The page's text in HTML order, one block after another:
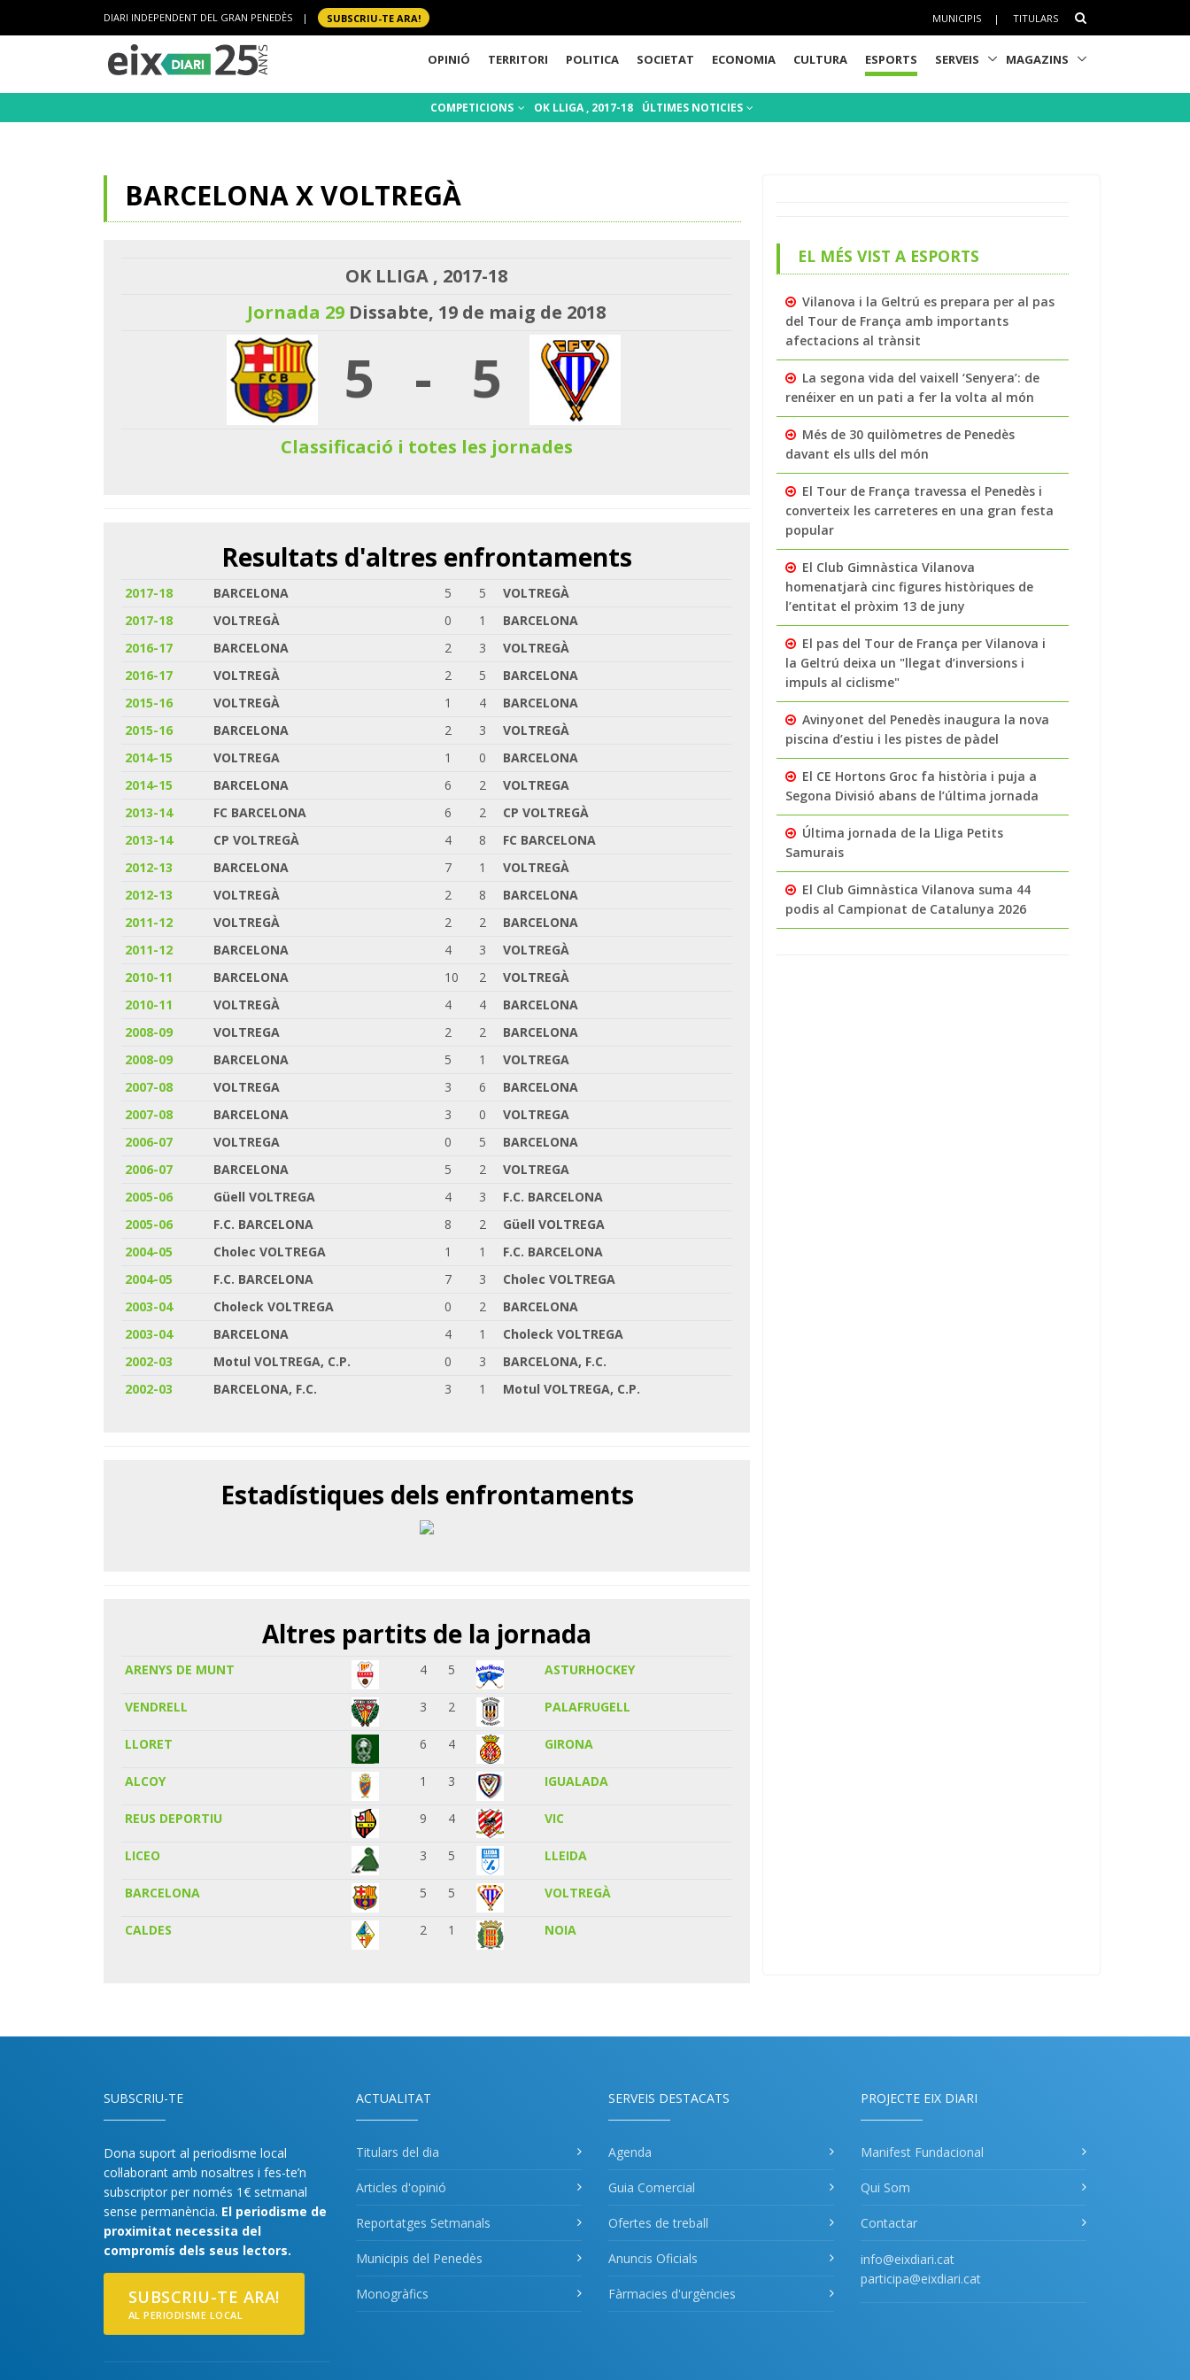
DIARI INDEPENDENT DEL GRAN PENEDÈS | SUBSCRIU-TE ARA! MUNICIPIS | TITULARS
OPINIÓ TERRITORI POLITICA SOCIETAT ECONOMIA CULTURA ESPORTS SERVEIS MAGAZINS
COMPETICIONS OK LLIGA , 2017-18 ÚLTIMES NOTICIES
BARCELONA X VOLTREGÀ
OK LLIGA , 2017-18
Jornada 29 Dissabte, 19 de maig de 2018
5 - 5
Classificació i totes les jornades
Resultats d'altres enfrontaments
2017-18 BARCELONA 5 5
VOLTREGÀ
2017-18
VOLTREGÀ 0 1
BARCELONA
2016-17
BARCELONA 2 3
VOLTREGÀ
2016-17
VOLTREGÀ 2 5
BARCELONA
2015-16
VOLTREGÀ 1 4
BARCELONA
2015-16
BARCELONA 2 3
VOLTREGÀ
2014-15
VOLTREGA 1 0
BARCELONA
2014-15
BARCELONA 6 2
VOLTREGA
2013-14
FC BARCELONA 6 2
CP VOLTREGÀ
2013-14
CP VOLTREGÀ 4 8
FC BARCELONA
2012-13
BARCELONA 7 1
VOLTREGÀ
2012-13
VOLTREGÀ 2 8
BARCELONA
2011-12
VOLTREGÀ 2 2
BARCELONA
2011-12
BARCELONA 4 3
VOLTREGÀ
2010-11
BARCELONA 10 2
VOLTREGÀ
2010-11
VOLTREGÀ 4 4
BARCELONA
2008-09
VOLTREGA 2 2
BARCELONA
2008-09
BARCELONA 5 1
VOLTREGA
2007-08
VOLTREGA 3 6
BARCELONA
2007-08
BARCELONA 3 0
VOLTREGA
2006-07
VOLTREGA 0 5
BARCELONA
2006-07
BARCELONA 5 2
VOLTREGA
2005-06
Güell VOLTREGA 4 3
F.C. BARCELONA
2005-06
F.C. BARCELONA 8 2
Güell VOLTREGA
2004-05
Cholec VOLTREGA 1 1
F.C. BARCELONA
2004-05
F.C. BARCELONA 7 3
Cholec VOLTREGA
2003-04
Choleck VOLTREGA 0 2
BARCELONA
2003-04
BARCELONA 4 1
Choleck VOLTREGA
2002-03
Motul VOLTREGA, C.P. 0 3
BARCELONA, F.C.
2002-03
BARCELONA, F.C. 3 1 Motul VOLTREGA, C.P.
Estadístiques dels enfrontaments
Altres partits de la jornada
ARENYS DE MUNT 4 5 ASTURHOCKEY
VENDRELL 3 2 PALAFRUGELL
LLORET 6 4 GIRONA
ALCOY 1 3 IGUALADA
REUS DEPORTIU 9 4 VIC
LICEO 3 5 LLEIDA
BARCELONA 5 5 VOLTREGÀ
CALDES 2 1 NOIA
EL MÉS VIST A ESPORTS
Vilanova i la Geltrú es prepara per al pas
del Tour de França amb importants
afectacions al trànsit
La segona vida del vaixell ‘Senyera’: de
renéixer en un pati a fer la volta al món
Més de 30 quilòmetres de Penedès
davant els ulls del món
El Tour de França travessa el Penedès i
converteix les carreteres en una gran festa
popular
El Club Gimnàstica Vilanova
homenatjarà cinc figures històriques de
l’entitat el pròxim 13 de juny
El pas del Tour de França per Vilanova i
la Geltrú deixa un "llegat d’inversions i
impuls al ciclisme"
Avinyonet del Penedès inaugura la nova
piscina d’estiu i les pistes de pàdel
El CE Hortons Groc fa història i puja a
Segona Divisió abans de l’última jornada
Última jornada de la Lliga Petits
Samurais
El Club Gimnàstica Vilanova suma 44
podis al Campionat de Catalunya 2026
SUBSCRIU-TE
Dona suport al periodisme local
col·laborant amb nosaltres i fes-te’n
subscriptor per només 1€ setmanal
sense permanència. El periodisme de
proximitat necessita del
compromís dels seus lectors.
SUBSCRIU-TE ARA!
AL PERIODISME LOCAL
ACTUALITAT
Titulars del dia
Articles d'opinió
Reportatges Setmanals
Municipis del Penedès
Monogràfics
SERVEIS DESTACATS
Agenda
Guia Comercial
Ofertes de treball
Anuncis Oficials
Fàrmacies d'urgències
PROJECTE EIX DIARI
Manifest Fundacional
Qui Som
Contactar
info@eixdiari.cat
participa@eixdiari.cat